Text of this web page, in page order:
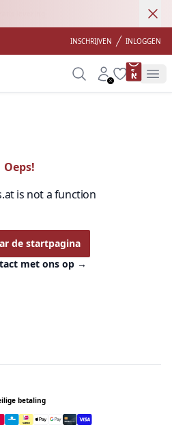
INSCHRIJVEN INLOGGEN
SearchAccount
Wishlist
Oeps!
is not a function
de startpagina
met ons op →
betaling